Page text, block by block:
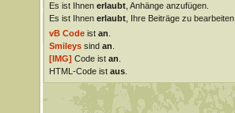
Es ist Ihnen erlaubt, Anhänge anzufügen.
Es ist Ihnen erlaubt, Ihre Beiträge zu bearbeiten.
vB Codeist an
Smileyssind an
[IMG] Code ist an
HTML-Code ist aus.